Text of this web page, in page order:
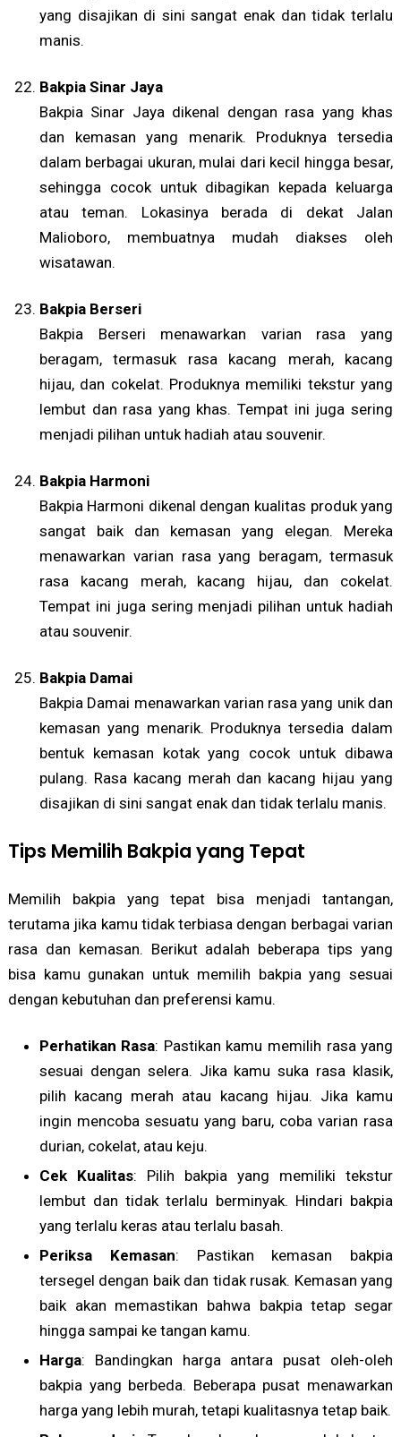
yang disajikan di sini sangat enak dan tidak terlalu
manis.
Bakpia Sinar Jaya
Bakpia Sinar Jaya dikenal dengan rasa yang khas
dan kemasan yang menarik. Produknya tersedia
dalam berbagai ukuran, mulai dari kecil hingga besar,
sehingga cocok untuk dibagikan kepada keluarga
atau teman. Lokasinya berada di dekat Jalan
Malioboro, membuatnya mudah diakses oleh
wisatawan.
Bakpia Berseri
Bakpia Berseri menawarkan varian rasa yang
beragam, termasuk rasa kacang merah, kacang
hijau, dan cokelat. Produknya memiliki tekstur yang
lembut dan rasa yang khas. Tempat ini juga sering
menjadi pilihan untuk hadiah atau souvenir.
Bakpia Harmoni
Bakpia Harmoni dikenal dengan kualitas produk yang
sangat baik dan kemasan yang elegan. Mereka
menawarkan varian rasa yang beragam, termasuk
rasa kacang merah, kacang hijau, dan cokelat.
Tempat ini juga sering menjadi pilihan untuk hadiah
atau souvenir.
Bakpia Damai
Bakpia Damai menawarkan varian rasa yang unik dan
kemasan yang menarik. Produknya tersedia dalam
bentuk kemasan kotak yang cocok untuk dibawa
pulang. Rasa kacang merah dan kacang hijau yang
disajikan di sini sangat enak dan tidak terlalu manis.
Tips Memilih Bakpia yang Tepat
Memilih bakpia yang tepat bisa menjadi tantangan,
terutama jika kamu tidak terbiasa dengan berbagai varian
rasa dan kemasan. Berikut adalah beberapa tips yang
bisa kamu gunakan untuk memilih bakpia yang sesuai
dengan kebutuhan dan preferensi kamu.
Perhatikan Rasa: Pastikan kamu memilih rasa yang
sesuai dengan selera. Jika kamu suka rasa klasik,
pilih kacang merah atau kacang hijau. Jika kamu
ingin mencoba sesuatu yang baru, coba varian rasa
durian, cokelat, atau keju.
Cek Kualitas: Pilih bakpia yang memiliki tekstur
lembut dan tidak terlalu berminyak. Hindari bakpia
yang terlalu keras atau terlalu basah.
Periksa Kemasan: Pastikan kemasan bakpia
tersegel dengan baik dan tidak rusak. Kemasan yang
baik akan memastikan bahwa bakpia tetap segar
hingga sampai ke tangan kamu.
Harga: Bandingkan harga antara pusat oleh-oleh
bakpia yang berbeda. Beberapa pusat menawarkan
harga yang lebih murah, tetapi kualitasnya tetap baik.